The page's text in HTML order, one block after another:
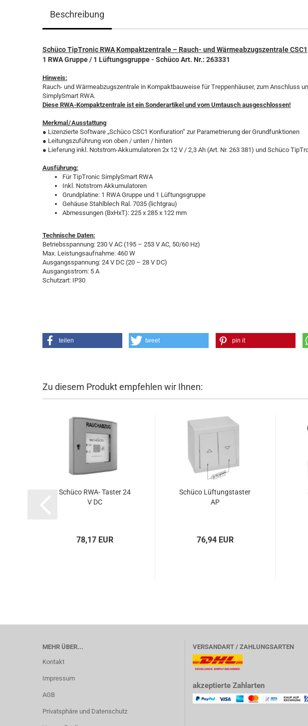
Beschreibung
Schüco TipTronic RWA Kompaktzentrale – Rauch- und Wärmeabzugszentrale CSC1
1 RWA Gruppe / 1 Lüftungsgruppe - Schüco Art. Nr.: 263331
Hinweis:
Rauch- und Wärmeabzugszentrale in Kompaktbauweise für Treppenhäuser, zum Anschluss
SimplySmart RWA.
Diese RWA-Kompaktzentrale ist ein Sonderartikel und vom Umtausch ausgeschlossen!
Merkmal / Ausstattung
● Lizenzierte Software „Schüco CSC1 Konfiuration“ zur Parametrierung der Grundfunktionen
● Leitungszuführung von oben / unten / hinten
● Lieferung inkl. Notstrom-Akkumulatoren 2x 12 V / 2,3 Ah (Art. Nr. 263 381) und Schüco
Ausführung:
Für TipTronic SimplySmart RWA
Inkl. Notstrom Akkumulatoren
Grundplatine: 1 RWA Gruppe und 1 Lüftungsgruppe
Gehäuse Stahlblech Ral. 7035 (lichtgrau)
Abmessungen (BxHxT): 225 x 285 x 122 mm
Technische Daten:
Betriebsspannung: 230 V AC (195 – 253 V AC, 50/60 Hz)
Max. Leistungsaufnahme: 460 W
Ausgangsspannung: 24 V DC (20 – 28 V DC)
Ausgangsstrom: 5 A
Schutzart: IP30
teilen tweet pin it
Zu diesem Produkt empfehlen wir Ihnen:
Schü­co RWA- Tas­ter 24
V DC
78,17 EUR
Schü­co Lüf­tungs­tas­ter
AP
76,94 EUR
MEHR ÜBER...
Kontakt
Impressum
AGB
Privatsphäre und Datenschutz
VERSANDART / ZAHLUNGSARTEN
akzeptierte Zahlarten